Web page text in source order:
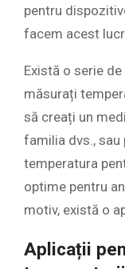
pentru
facem acest
Există o serie
măsurați
să creați un
familia dvs.,
temperatura
optime pentru
motiv, există o
Aplicații